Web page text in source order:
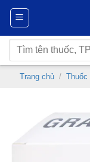
Chuyển
nội
dung
Tìm
kiếm:
Trang chủ / Thuốc